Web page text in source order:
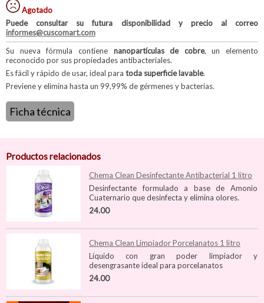
Agotado
Puede consultar su futura disponibilidad y precio al correo
informes@cuscomart.com
Su nueva fórmula contiene nanopartículas de cobre, un elemento
reconocido por sus propiedades antibacteriales.
Es fácil y rápido de usar, ideal para toda superficie lavable.
Previene y elimina hasta un 99,99% de gérmenes y bacterias.
Ficha técnica
Productos relacionados
Chema Clean Desinfectante Antibacterial 1 litro
Desinfectante formulado a base de Amonio
Cuaternario que desinfecta y elimina olores.
24.00
Chema Clean Limpiador Porcelanatos 1 litro
Líquido con gran poder limpiador y
desengrasante ideal para porcelanatos
24.00